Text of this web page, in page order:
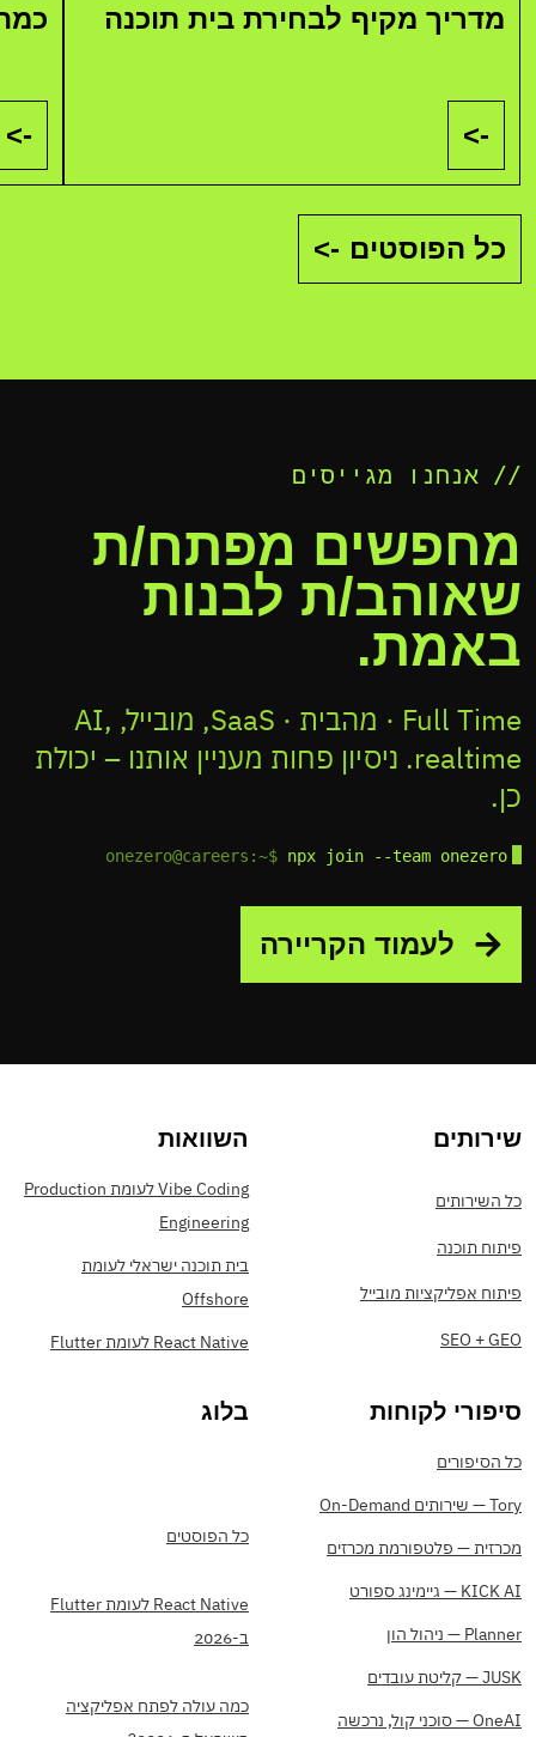
מדריך מקיף לבחירת בית תוכנה
->
->
כל הפוסטים ->
// אנחנו מגייסים
מחפשים מפתח/ת
שאוהב/ת לבנות
באמת.
Full Time · מהבית · SaaS, מובייל, AI,
realtime. ניסיון פחות מעניין אותנו – יכולת
כן.
onezero@careers:~$ npx join --team onezero
לעמוד הקריירה
שירותים
כל השירותים
פיתוח תוכנה
פיתוח אפליקציות מובייל
SEO + GEO
השוואות
Vibe Coding לעומת Production
Engineering
בית תוכנה ישראלי לעומת
Offshore
React Native לעומת Flutter
סיפורי לקוחות
כל הסיפורים
Tory — שירותים On-Demand
מכרזית — פלטפורמת מכרזים
KICK AI — גיימינג ספורט
Planner — ניהול הון
JUSK — קליטת עובדים
OneAI — סוכני קול, נרכשה
בלוג
כל הפוסטים
React Native לעומת Flutter
ב-2026
כמה עולה לפתח אפליקציה